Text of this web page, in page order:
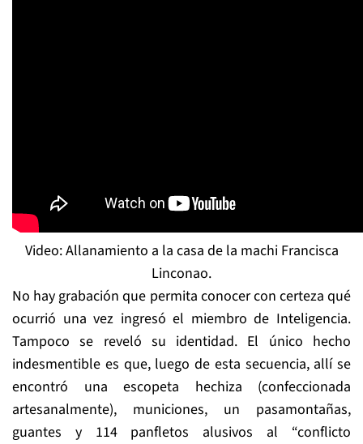
Video: Allanamiento a la casa de la machi Francisca
Linconao.
No hay grabación que permita conocer con certeza qué
ocurrió una vez ingresó el miembro de Inteligencia.
Tampoco se reveló su identidad. El único hecho
indesmentible es que, luego de esta secuencia, allí se
encontró una escopeta hechiza (confeccionada
artesanalmente), municiones, un pasamontañas,
guantes y 114 panfletos alusivos al “conflicto